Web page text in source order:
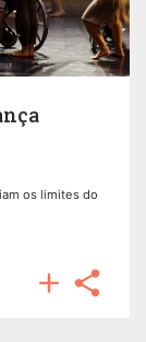
os limites do
 